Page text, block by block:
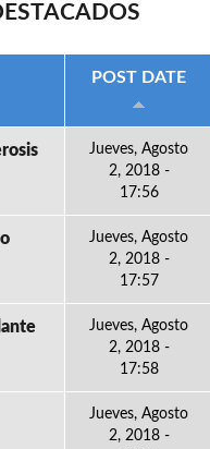
POST DATE
Jueves, Agosto
2, 2018 -
17:56
Jueves, Agosto
2, 2018 -
17:57
Jueves, Agosto
2, 2018 -
17:58
Jueves, Agosto
2, 2018 -